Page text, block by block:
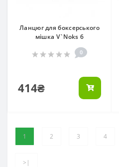
Ланцюг для боксерського
мішка V`Noks 6
0
414₴
1 2 3 4
>|